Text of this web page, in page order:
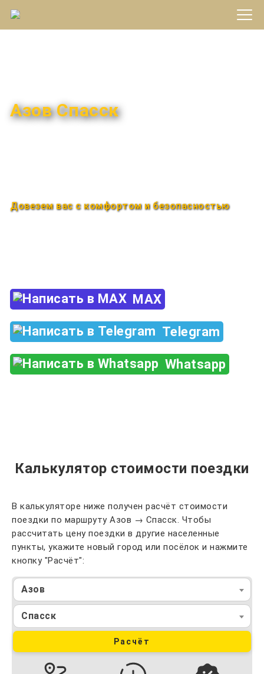
Азов Спасск
Довезем вас с комфортом и безопасностью
MAX
Telegram
Whatsapp
Калькулятор стоимости поездки
В калькуляторе ниже получен расчёт стоимости
поездки по маршруту Азов → Спасск. Чтобы
рассчитать цену поездки в другие населенные
пункты, укажите новый город или посёлок и нажмите
кнопку "Расчёт":
Азов
Спасск
Расчёт